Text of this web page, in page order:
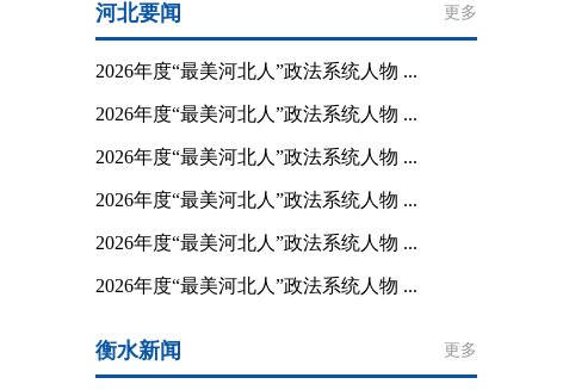
河北要闻 更多
2026年度“最美河北人”政法系统人物 ...
2026年度“最美河北人”政法系统人物 ...
2026年度“最美河北人”政法系统人物 ...
2026年度“最美河北人”政法系统人物 ...
2026年度“最美河北人”政法系统人物 ...
2026年度“最美河北人”政法系统人物 ...
衡水新闻 更多